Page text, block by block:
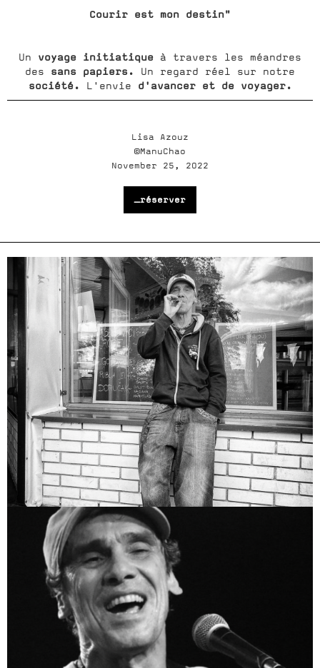
Courir est mon destin"
Un voyage initiatique
à travers les méandres
des sans papiers. Un regard réel sur notre
société. L'envie d'avancer et de voyager.
Lisa Azouz
©ManuChao
November 25, 2022
_réserver